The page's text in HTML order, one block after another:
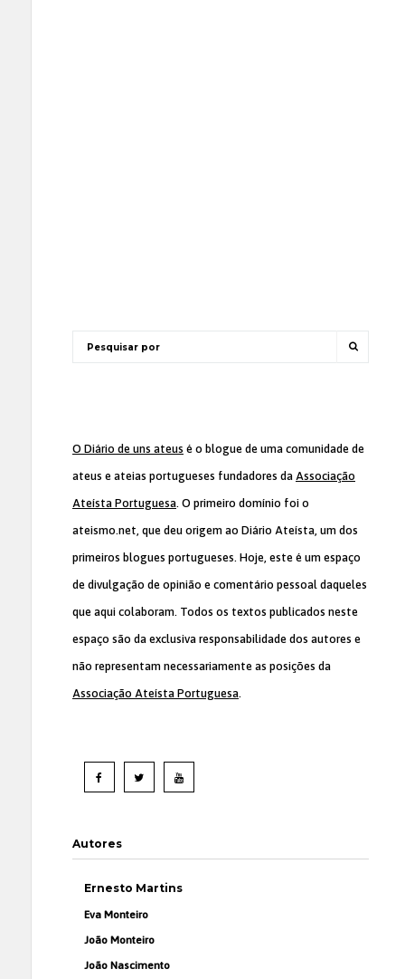
O Diário de uns ateus é o blogue de uma comunidade de
ateus e ateias portugueses fundadores da Associação
Ateísta Portuguesa. O primeiro domínio foi o
ateismo.net, que deu origem ao Diário Ateísta, um dos
primeiros blogues portugueses. Hoje, este é um espaço
de divulgação de opinião e comentário pessoal daqueles
que aqui colaboram. Todos os textos publicados neste
espaço são da exclusiva responsabilidade dos autores e
não representam necessariamente as posições da
Associação Ateísta Portuguesa.
Autores
Ernesto Martins
Eva Monteiro
João Monteiro
João Nascimento